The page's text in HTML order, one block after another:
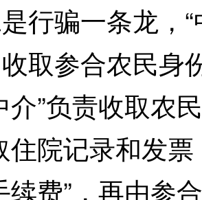
骗一条龙，“
取参合农民身
介”负责收取农
住院记录和发
续费”，再由参